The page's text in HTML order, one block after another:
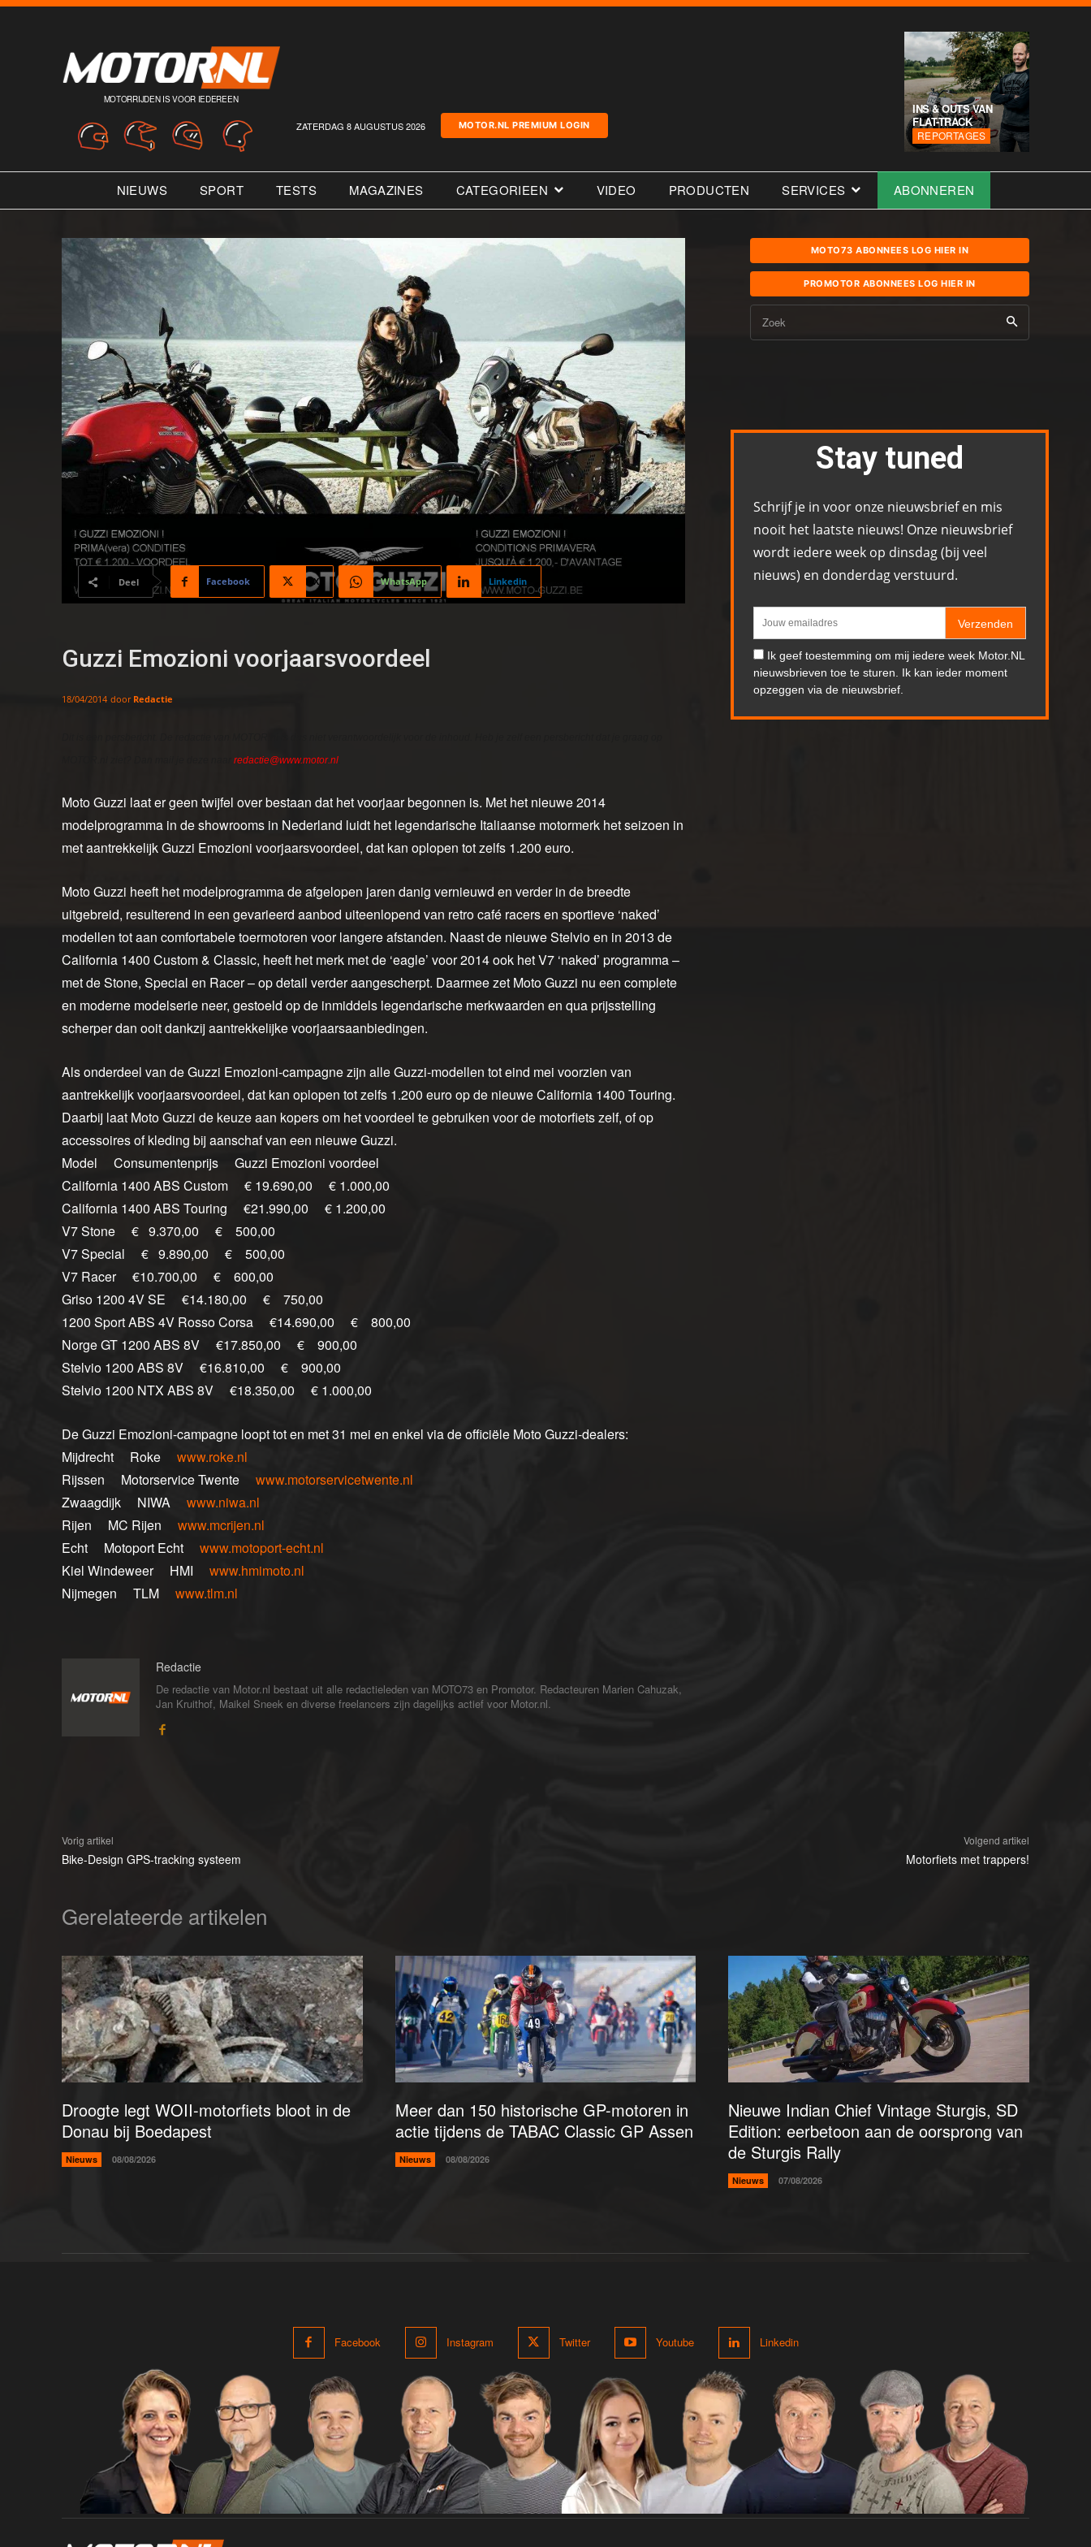
MOTORRIJDEN IS VOOR IEDEREEN
ZATERDAG 8 AUGUSTUS 2026 MOTOR.NL PREMIUM LOGIN
INS & OUTS VAN
FLAT-TRACK
REPORTAGES
NIEUWS SPORT TESTS MAGAZINES CATEGORIEEN VIDEO PRODUCTEN SERVICES ABONNEREN
Deel Facebook X WhatsApp Linkedin
Guzzi Emozioni voorjaarsvoordeel
18/04/2014 door Redactie
redactie@www.motor.nl
Moto Guzzi laat er geen twijfel over bestaan dat het voorjaar begonnen is. Met het nieuwe 2014
modelprogramma in de showrooms in Nederland luidt het legendarische Italiaanse motormerk het seizoen in
met aantrekkelijk Guzzi Emozioni voorjaarsvoordeel, dat kan oplopen tot zelfs 1.200 euro.
Moto Guzzi heeft het modelprogramma de afgelopen jaren danig vernieuwd en verder in de breedte
uitgebreid, resulterend in een gevarieerd aanbod uiteenlopend van retro café racers en sportieve ‘naked’
modellen tot aan comfortabele toermotoren voor langere afstanden. Naast de nieuwe Stelvio en in 2013 de
California 1400 Custom & Classic, heeft het merk met de ‘eagle’ voor 2014 ook het V7 ‘naked’ programma –
met de Stone, Special en Racer – op detail verder aangescherpt. Daarmee zet Moto Guzzi nu een complete
en moderne modelserie neer, gestoeld op de inmiddels legendarische merkwaarden en qua prijsstelling
scherper dan ooit dankzij aantrekkelijke voorjaarsaanbiedingen.
Als onderdeel van de Guzzi Emozioni-campagne zijn alle Guzzi-modellen tot eind mei voorzien van
aantrekkelijk voorjaarsvoordeel, dat kan oplopen tot zelfs 1.200 euro op de nieuwe California 1400 Touring.
Daarbij laat Moto Guzzi de keuze aan kopers om het voordeel te gebruiken voor de motorfiets zelf, of op
accessoires of kleding bij aanschaf van een nieuwe Guzzi.
Model Consumentenprijs Guzzi Emozioni voordeel
California 1400 ABS Custom € 19.690,00 € 1.000,00
California 1400 ABS Touring €21.990,00 € 1.200,00
V7 Stone € 9.370,00 € 500,00
V7 Special € 9.890,00 € 500,00
V7 Racer €10.700,00 € 600,00
Griso 1200 4V SE €14.180,00 € 750,00
1200 Sport ABS 4V Rosso Corsa €14.690,00 € 800,00
Norge GT 1200 ABS 8V €17.850,00 € 900,00
Stelvio 1200 ABS 8V €16.810,00 € 900,00
Stelvio 1200 NTX ABS 8V €18.350,00 € 1.000,00
De Guzzi Emozioni-campagne loopt tot en met 31 mei en enkel via de officiële Moto Guzzi-dealers:
Mijdrecht Roke www.roke.nl
Rijssen Motorservice Twente www.motorservicetwente.nl
Zwaagdijk NIWA www.niwa.nl
Rijen MC Rijen www.mcrijen.nl
Echt Motoport Echt www.motoport-echt.nl
Kiel Windeweer HMI www.hmimoto.nl
Nijmegen TLM www.tlm.nl
Redactie
De redactie van Motor.nl bestaat uit alle redactieleden van MOTO73 en Promotor. Redacteuren Marien Cahuzak,
Jan Kruithof, Maikel Sneek en diverse freelancers zijn dagelijks actief voor Motor.nl.
MOTO73 ABONNEES LOG HIER IN
PROMOTOR ABONNEES LOG HIER IN
Zoek
Stay tuned
Schrijf je in voor onze nieuwsbrief en mis
nooit het laatste nieuws! Onze nieuwsbrief
wordt iedere week op dinsdag (bij veel
nieuws) en donderdag verstuurd.
Verzenden
Ik geef toestemming om mij iedere week Motor.NL
nieuwsbrieven toe te sturen. Ik kan ieder moment
opzeggen via de nieuwsbrief.
Vorig artikel
Bike-Design GPS-tracking systeem
Volgend artikel
Motorfiets met trappers!
Gerelateerde artikelen
Droogte legt WOII-motorfiets bloot in de
Donau bij Boedapest
Nieuws 08/08/2026
Meer dan 150 historische GP-motoren in
actie tijdens de TABAC Classic GP Assen
Nieuws 08/08/2026
Nieuwe Indian Chief Vintage Sturgis, SD
Edition: eerbetoon aan de oorsprong van
de Sturgis Rally
Nieuws 07/08/2026
Facebook Instagram Twitter Youtube Linkedin